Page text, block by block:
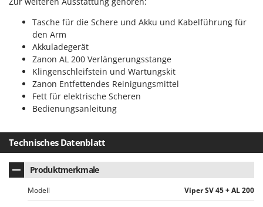
Verdemax
Vesco
Volpi
Weber
WIDU
Wiper EcoRobot
Wolf Garten
Tasche für die Schere und Akku und Kabelführung für
den Arm
Akkuladegerät
Zanon AL 200 Verlängerungsstange
Klingenschleifstein und Wartungskit
Zanon Entfettendes Reinigungsmittel
Fett für elektrische Scheren
Bedienungsanleitung
Technisches Datenblatt
Produktmerkmale
Modell Viper SV 45 + AL 200